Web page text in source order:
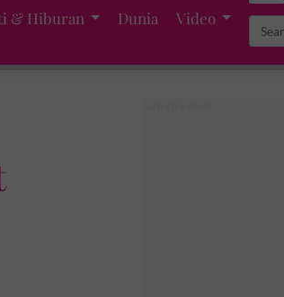
& Hiburan Dunia Video